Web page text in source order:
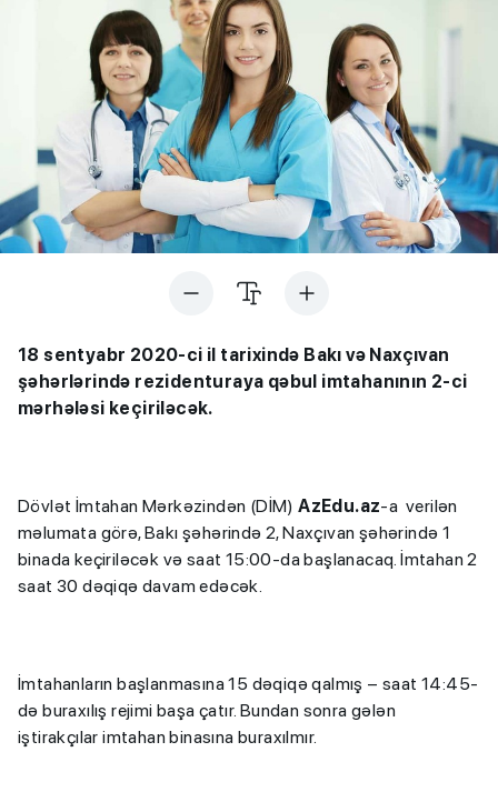
18 sentyabr 2020-ci il tarixində Bakı və Naxçıvan
şəhərlərində rezidenturaya qəbul imtahanının 2-ci
mərhələsi keçiriləcək.
Dövlət İmtahan Mərkəzindən (DİM)AzEdu.az-a verilən
məlumata görə, Bakı şəhərində 2, Naxçıvan şəhərində 1
binada keçiriləcək və saat 15:00-da başlanacaq. İmtahan 2
saat 30 dəqiqə davam edəcək.
İmtahanların başlanmasına 15 dəqiqə qalmış – saat 14:45-
də buraxılış rejimi başa çatır. Bundan sonra gələn
iştirakçılar imtahan binasına buraxılmır.